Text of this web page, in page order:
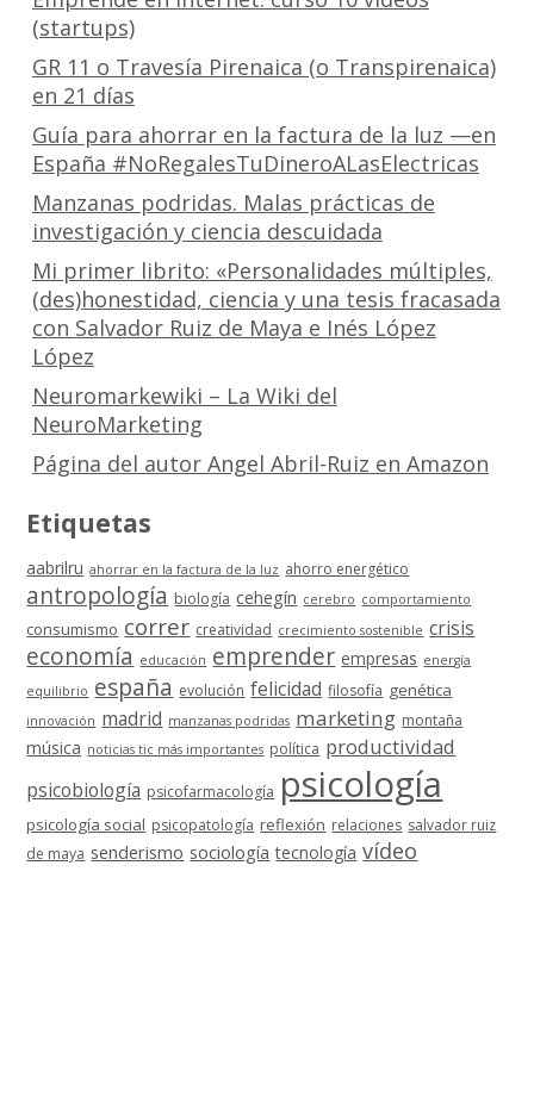
(startups)
GR 11 o Travesía Pirenaica (o Transpirenaica)
en 21 días
Guía para ahorrar en la factura de la luz —en
España #NoRegalesTuDineroALasElectricas
Manzanas podridas. Malas prácticas de
investigación y ciencia descuidada
Mi primer librito: «Personalidades múltiples,
(des)honestidad, ciencia y una tesis fracasada
con Salvador Ruiz de Maya e Inés López
López
Neuromarkewiki – La Wiki del
NeuroMarketing
Página del autor Angel Abril-Ruiz en Amazon
Etiquetas
aabrilru ahorrar en la factura de la luz ahorro energético
antropología biología cehegín cerebro comportamiento
consumismo correr creatividad crecimiento sostenible crisis
economía educación emprender empresas energía
equilibrio españa evolución felicidad filosofía genética
innovación madrid manzanas podridas marketing montaña
música noticias tic más importantes política productividad
psicobiología psicofarmacología psicología
psicología social psicopatología reflexión relaciones salvador ruiz
de maya senderismo sociología tecnología vídeo